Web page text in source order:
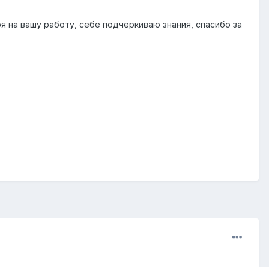
вашу работу, себе подчеркиваю знания, спасибо за